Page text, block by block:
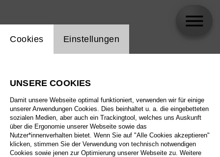
Einstellung Website Cookie
Cookies Einstellungen
UNSERE COOKIES
Damit unsere Webseite optimal funktioniert, verwenden wir für einige
unserer Anwendungen Cookies. Dies beinhaltet u. a. die eingebetteten
sozialen Medien, aber auch ein Trackingtool, welches uns Auskunft
über die Ergonomie unserer Webseite sowie das
Nutzer*innenverhalten bietet. Wenn Sie auf "Alle Cookies akzeptieren"
klicken, stimmen Sie der Verwendung von technisch notwendigen
Cookies sowie jenen zur Optimierung unserer Webseite zu. Weitere